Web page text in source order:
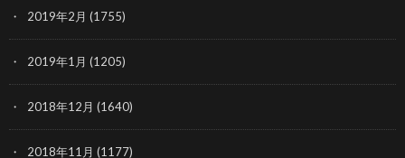
2019年2月 (1755)
2019年1月 (1205)
2018年12月 (1640)
2018年11月 (1177)